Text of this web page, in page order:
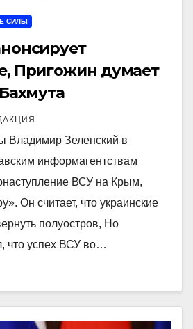
СИЛЫ
Пригожин думает
Владимир Зеленский в
информагентствам
ВСУ на Крым,
Он считает, что украинские
полуостров, Но
что успех ВСУ во…